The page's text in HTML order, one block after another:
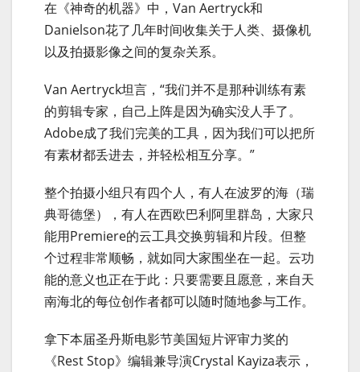
在《神奇的机器》中，Van Aertryck和
Danielson花了几年时间收集关于人类、摄像机
以及拍摄影像之间的复杂关系。
Van Aertryck坦言，“我们并不是那种训练有素
的剪辑专家，自己上阵是因为确实没人手了。
Adobe成了我们完美的工具，因为我们可以把所
有素材都丢进去，并轻松相互分享。”
整个拍摄小组只有四个人，有人在波罗的海（瑞
典哥德堡），有人在西欧巴利阿里群岛，大家只
能用Premiere的云工具交换剪辑和片段。但整
个过程非常顺畅，就如同大家围坐在一起。云功
能的意义也正在于此：只要需要且愿意，来自天
南海北的每位创作者都可以随时随地参与工作。
拿下本届圣丹斯电影节美国短片评审力奖的
《Rest Stop》编辑兼导演Crystal Kayiza表示，